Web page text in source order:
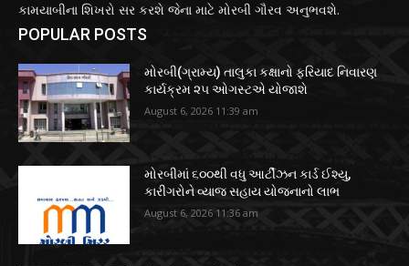
કામયાબીના શિખરો સર કરશે જેના માટે મોરબી ગૌરવ અનુભવશે.
POPULAR POSTS
મોરબી(ગ્રામ્ય) તાલુકા કક્ષાનો ફરિયાદ નિવારણ
કાર્યક્રમ ૨૫ ઓગસ્ટએ યોજાશે
August 6, 2026 11:39 am
મોરબીમાં ૬૦૦થી વધુ આર્ટીઝન કાર્ડ ઈશ્યુ,
કારીગરોને વ્યાજ સહાય યોજનાનો લાભ
August 6, 2026 11:36 am